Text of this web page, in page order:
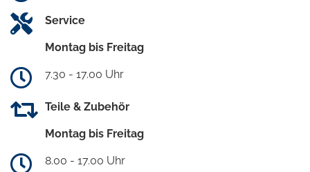
Service
Montag bis Freitag
7.30 - 17.00 Uhr
Teile & Zubehör
Montag bis Freitag
8.00 - 17.00 Uhr